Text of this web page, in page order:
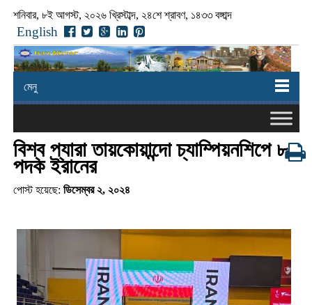
শনিবার, ৮ই আগস্ট, ২০২৬ খ্রিস্টাব্দ, ২৪শে শ্রাবণ, ১৪৩৩ বঙ্গাব্দ
English
মেনু
বিশ্ব প্যারা তায়কোয়ান্দো চ্যাম্পিয়নশিপে ৮
পদক ইরানের
পোস্ট হয়েছে: ডিসেম্বর ২, ২০২৪